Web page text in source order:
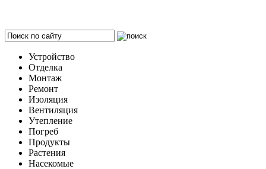
Устройство
Отделка
Монтаж
Ремонт
Изоляция
Вентиляция
Утепление
Погреб
Продукты
Растения
Насекомые